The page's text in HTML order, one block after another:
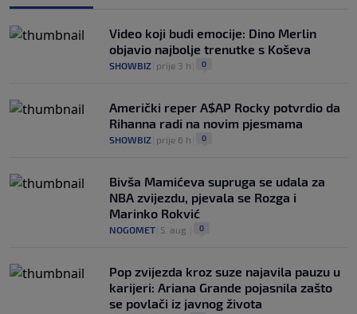
Video koji budi emocije: Dino Merlin
objavio najbolje trenutke s Koševa
SHOWBIZ prije 3 h 0
Američki reper A$AP Rocky potvrdio da
Rihanna radi na novim pjesmama
SHOWBIZ prije 6 h 0
Bivša Mamićeva supruga se udala za
NBA zvijezdu, pjevala se Rozga i
Marinko Rokvić
NOGOMET 5. aug. 0
Pop zvijezda kroz suze najavila pauzu u
karijeri: Ariana Grande pojasnila zašto
se povlači iz javnog života